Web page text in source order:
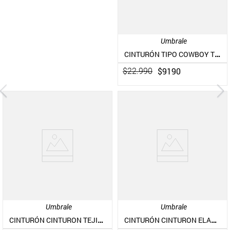
Umbrale
CINTURÓN TIPO COWBOY TEJIDO CON HEBILLA METÁLICA TEXTIL
$22.990 $9190
Umbrale
CINTURÓN CINTURON TEJIDO CON HEBILLA GRANDE ELASTICADO
Umbrale
CINTURÓN CINTURON ELASTICADO CON HEBILLA TEJIDO